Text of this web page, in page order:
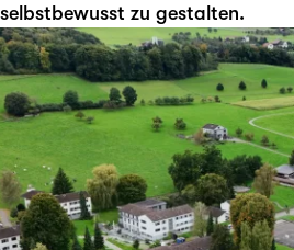
selbstbewusst zu gestalten.